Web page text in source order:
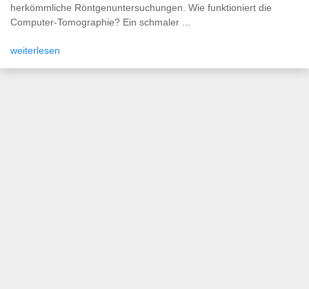
herkömmliche Röntgenuntersuchungen. Wie funktioniert die
Computer-Tomographie? Ein schmaler ...
weiterlesen